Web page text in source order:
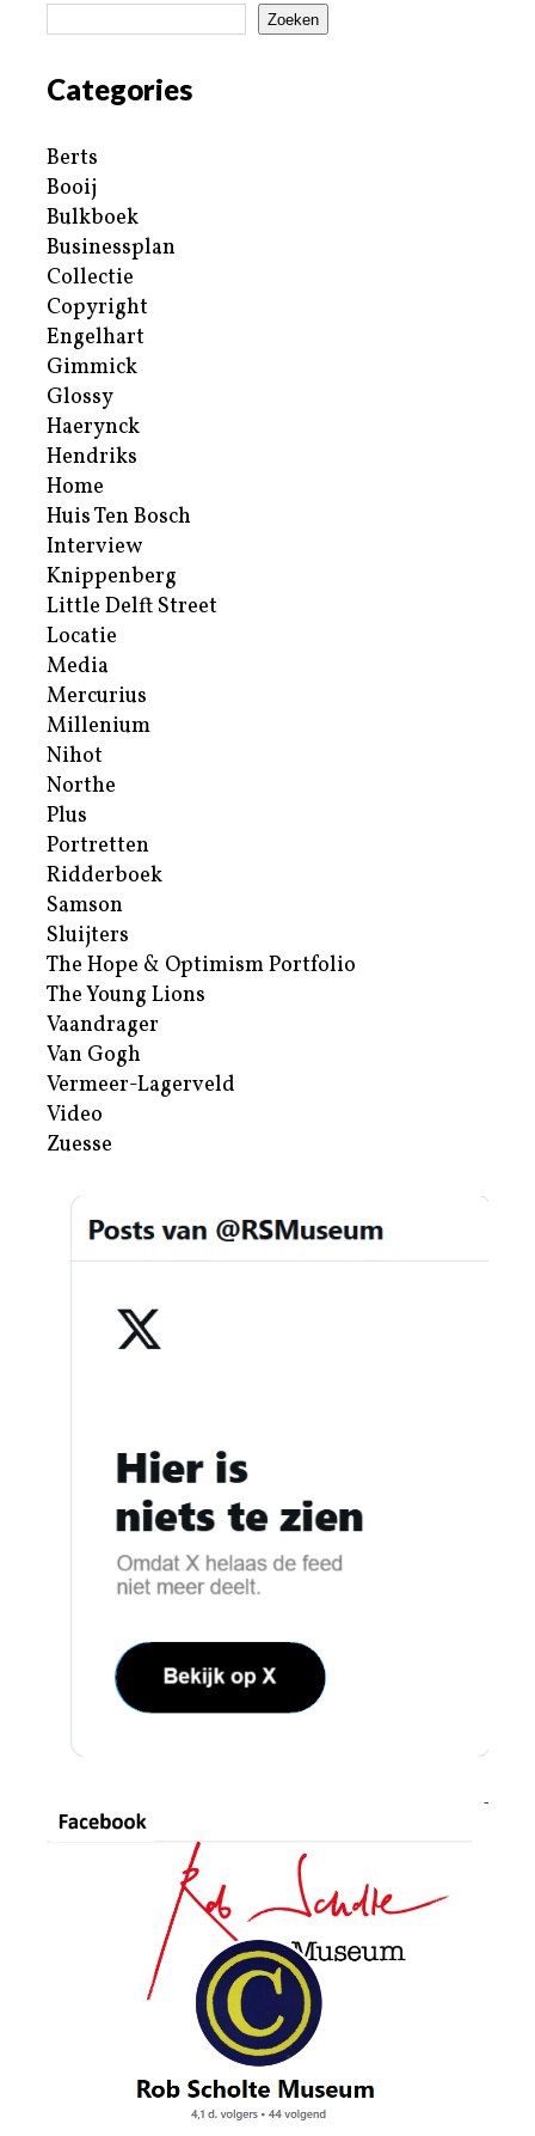
Zoeken
Categories
Berts
Booij
Bulkboek
Businessplan
Collectie
Copyright
Engelhart
Gimmick
Glossy
Haerynck
Hendriks
Home
Huis Ten Bosch
Interview
Knippenberg
Little Delft Street
Locatie
Media
Mercurius
Millenium
Nihot
Northe
Plus
Portretten
Ridderboek
Samson
Sluijters
The Hope & Optimism Portfolio
The Young Lions
Vaandrager
Van Gogh
Vermeer-Lagerveld
Video
Zuesse